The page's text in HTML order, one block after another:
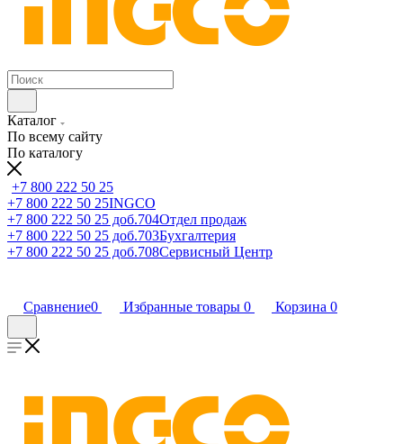
Каталог
По всему сайту
По каталогу
+7 800 222 50 25
+7 800 222 50 25INGCO
+7 800 222 50 25 доб.704Отдел продаж
+7 800 222 50 25 доб.703Бухгалтерия
+7 800 222 50 25 доб.708Сервисный Центр
Сравнение0 Избранные товары 0 Корзина 0